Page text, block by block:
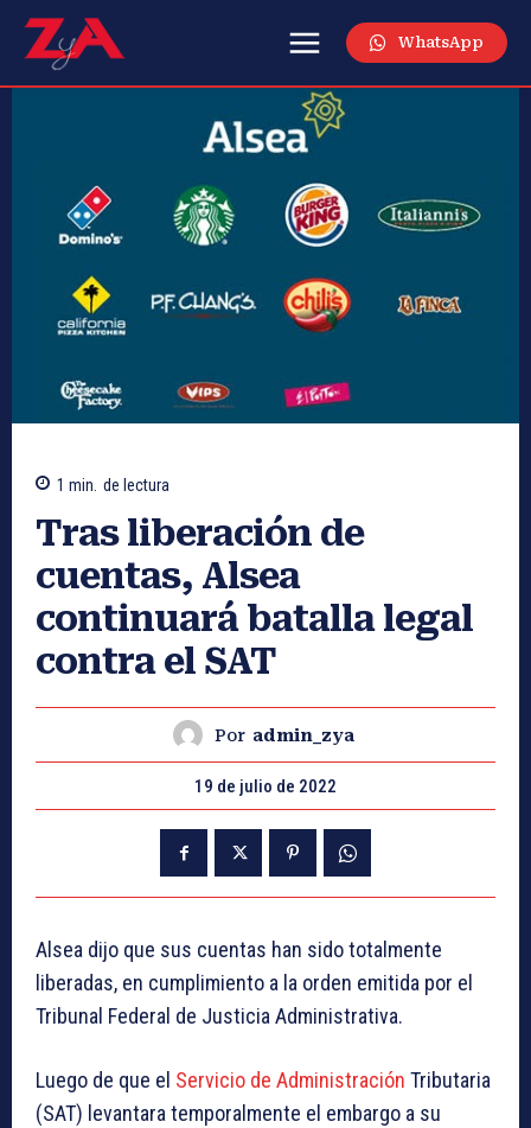
WhatsApp
1 min. de lectura
Tras liberación de
cuentas, Alsea
continuará batalla legal
contra el SAT
Por admin_zya
19 de julio de 2022
Alsea dijo que sus cuentas han sido totalmente
liberadas, en cumplimiento a la orden emitida por el
Tribunal Federal de Justicia Administrativa.
Luego de que el Servicio de Administración Tributaria
(SAT) levantara temporalmente el embargo a su